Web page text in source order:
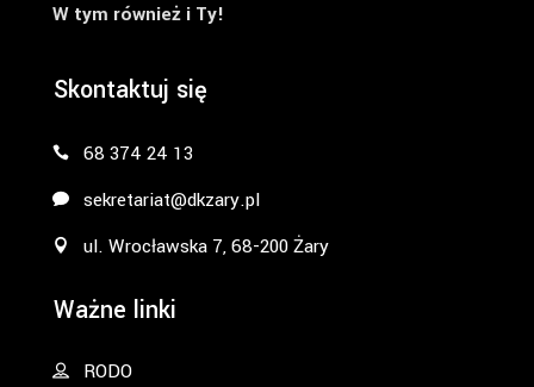
W tym również i Ty!
Skontaktuj się
68 374 24 13
sekretariat@dkzary.pl
ul. Wrocławska 7, 68-200 Żary
Ważne linki
RODO